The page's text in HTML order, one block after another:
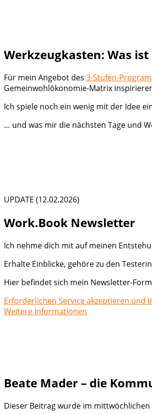
Werkzeugkasten: Was ist
Für mein Angebot des 3-Stufen-
Gemeinwohlökonomie-Matrix
Ich spiele noch ein wenig mit der Idee
… und was mir die nächsten Tage und
UPDATE (12.02.2026)
Work.Book Newsletter
Ich nehme dich mit auf meinen
Erhalte Einblicke, gehöre zu den
Hier befindet sich mein Newsletter-
Erforderlichen Service akzeptieren und
Weitere Informationen
Beate Mader – die
Dieser Beitrag wurde im